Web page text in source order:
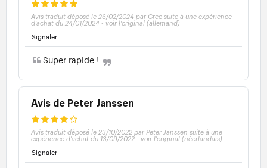
Avis traduit déposé le 26/02/2024 par Grec suite à une expérience
d'achat du 24/01/2024 - voir l'original (allemand)
Signaler
Super rapide !
Avis de Peter Janssen
Avis traduit déposé le 23/10/2022 par Peter Janssen suite à une
expérience d'achat du 13/09/2022 - voir l'original (néerlandais)
Signaler